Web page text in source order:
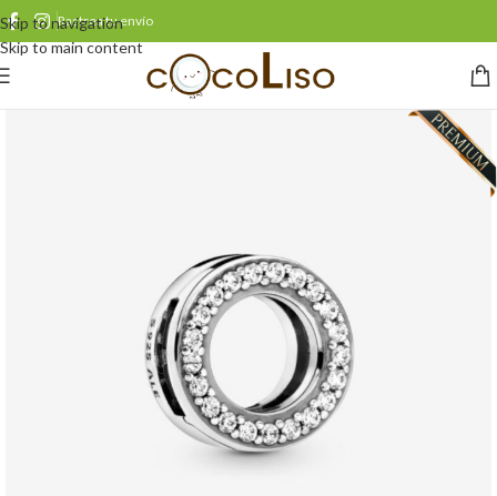
Skip to navigation
Skip to main content
Rastrea tu envío